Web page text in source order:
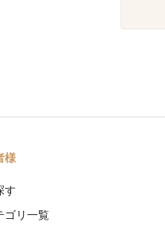
様
す
ゴリ一覧